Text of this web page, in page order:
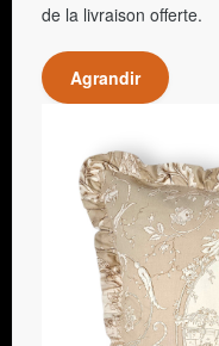
de la livraison offerte.
Agrandir